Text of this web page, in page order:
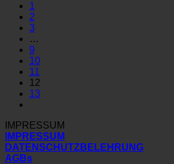
1
2
3
…
9
10
11
12
13
IMPRESSUM
IMPRESSUM
DATENSCHUTZBELEHRUNG
AGBs